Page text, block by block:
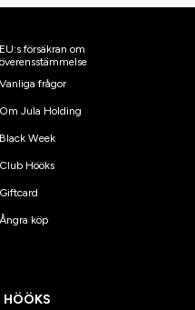
EU:s försäkran om
överensstämmelse
Vanliga frågor
Om Jula Holding
Black Week
Club Hööks
Giftcard
Ångra köp
HÖÖKS